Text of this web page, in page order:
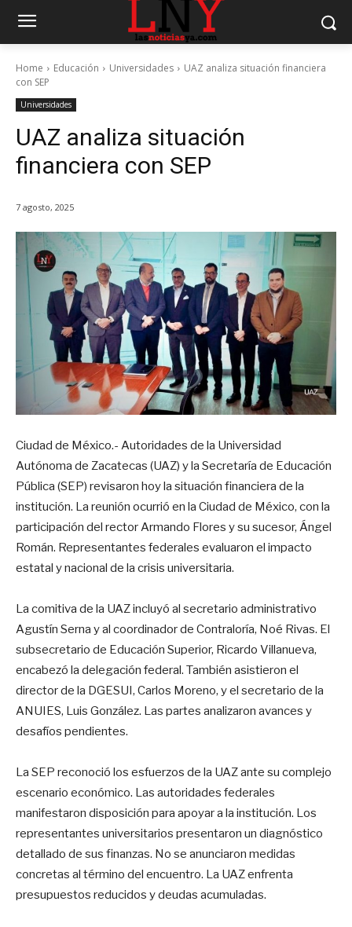
Home Educación Universidades
UAZ analiza situación financiera
con SEP
Universidades
UAZ analiza situación
financiera con SEP
7 agosto, 2025
Ciudad de México.- Autoridades de la Universidad
Autónoma de Zacatecas (UAZ) y la Secretaría de Educación
Pública (SEP) revisaron hoy la situación financiera de la
institución. La reunión ocurrió en la Ciudad de México, con la
participación del rector Armando Flores y su sucesor, Ángel
Román. Representantes federales evaluaron el impacto
estatal y nacional de la crisis universitaria.
La comitiva de la UAZ incluyó al secretario administrativo
Agustín Serna y al coordinador de Contraloría, Noé Rivas. El
subsecretario de Educación Superior, Ricardo Villanueva,
encabezó la delegación federal. También asistieron el
director de la DGESUI, Carlos Moreno, y el secretario de la
ANUIES, Luis González. Las partes analizaron avances y
desafíos pendientes.
La SEP reconoció los esfuerzos de la UAZ ante su complejo
escenario económico. Las autoridades federales
manifestaron disposición para apoyar a la institución. Los
representantes universitarios presentaron un diagnóstico
detallado de sus finanzas. No se anunciaron medidas
concretas al término del encuentro. La UAZ enfrenta
presupuestos reducidos y deudas acumuladas.